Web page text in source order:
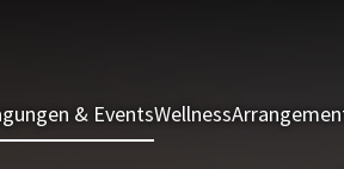
& EventsWellness